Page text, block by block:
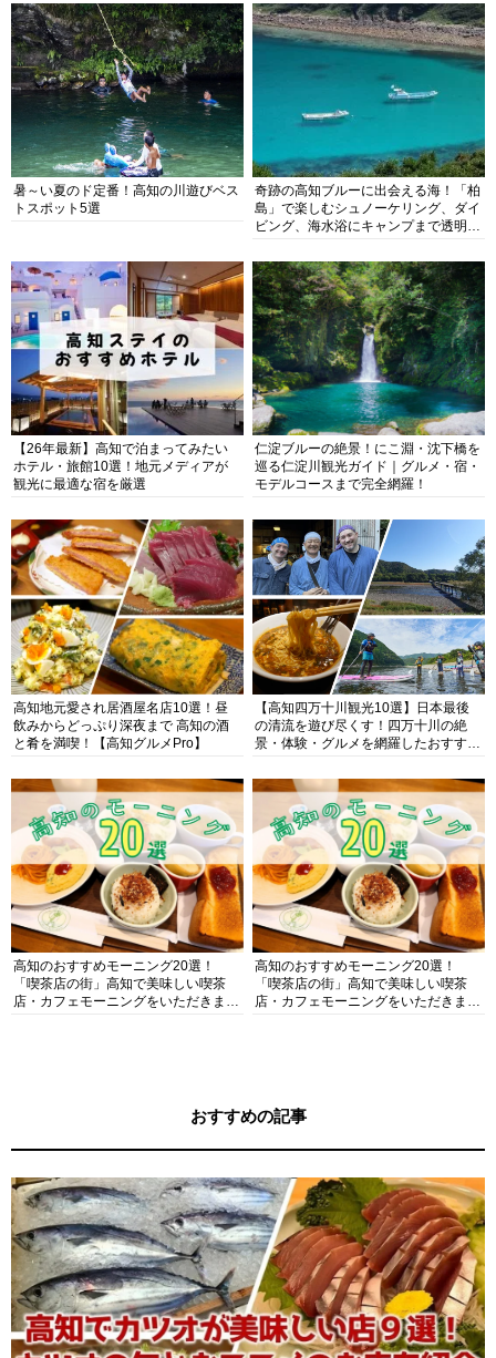
暑～い夏のド定番！高知の川遊びベス
トスポット5選
奇跡の高知ブルーに出会える海！「柏
島」で楽しむシュノーケリング、ダイ
ビング、海水浴にキャンプまで透明度
【26年最新】高知で泊まってみたい
ホテル・旅館10選！地元メディアが
観光に最適な宿を厳選
仁淀ブルーの絶景！にこ淵・沈下橋を
巡る仁淀川観光ガイド｜グルメ・宿・
モデルコースまで完全網羅！
高知地元愛され居酒屋名店10選！昼
飲みからどっぷり深夜まで 高知の酒
と肴を満喫！【高知グルメPro】
【高知四万十川観光10選】日本最後
の清流を遊び尽くす！四万十川の絶
景・体験・グルメを網羅したおすすめ
高知のおすすめモーニング20選！
「喫茶店の街」高知で美味しい喫茶
店・カフェモーニングをいただきま
高知のおすすめモーニング20選！
「喫茶店の街」高知で美味しい喫茶
店・カフェモーニングをいただきま
おすすめの記事